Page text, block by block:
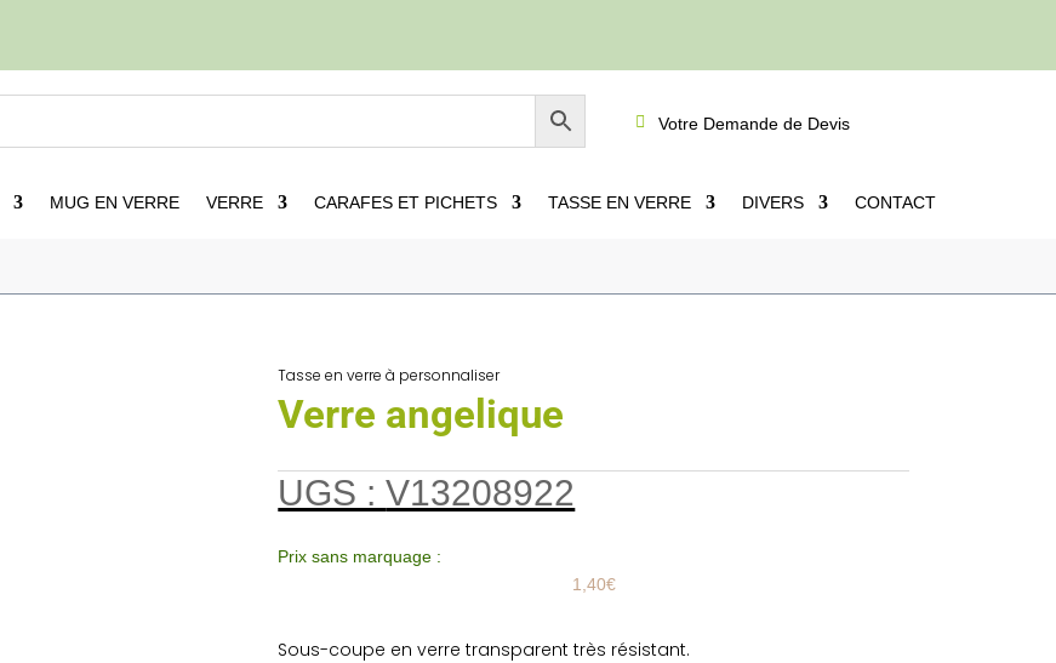
 Votre Demande de Devis
MUG EN VERRE VERRE CARAFES ET PICHETS TASSE EN VERRE DIVERS CONTACT
Tasse en verre à personnaliser
Verre angelique
UGS :V13208922
Prix sans marquage :
1,40€
Sous-coupe en verre transparent très résistant.